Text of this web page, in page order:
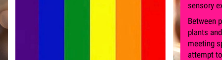
sensory
Between
plants
meeting
attempt